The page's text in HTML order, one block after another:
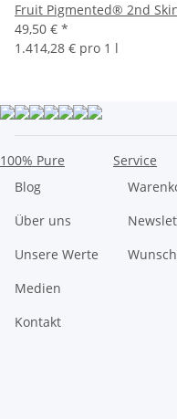
Fruit Pigmented® 2nd
49,50 € *
1.414,28 € pro 1 l
100% Pure
Blog
Über uns
Unsere Werte
Medien
Kontakt
Service